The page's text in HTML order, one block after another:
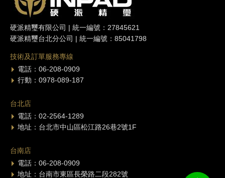
硬派精璽有限公司 | 統一編號：27845621
硬派精璽台北分公司 | 統一編號：85041798
技術及訂單服務專線
電話：06-208-0909
行動：0978-089-187
台北店
電話：02-2564-1289
地址：台北市中山區松江路26巷2號1F
台南店
電話：06-208-0909
地址：台南市東區長榮路二段282號